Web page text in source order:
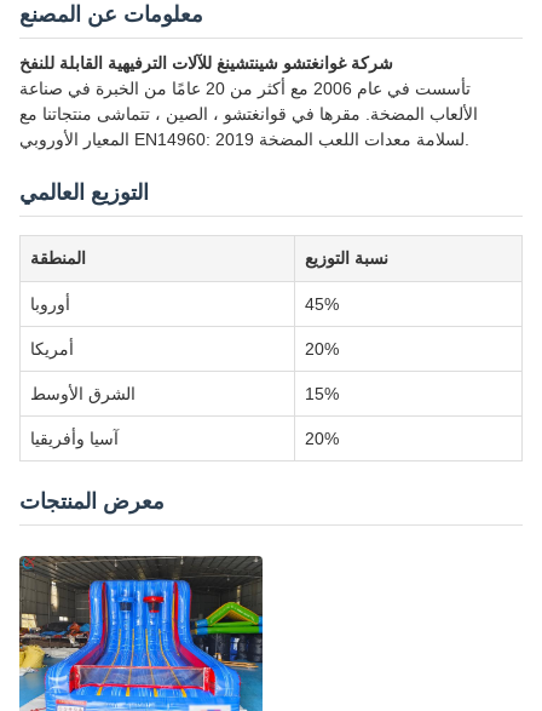
معلومات عن المصنع
شركة غوانغتشو شينتشينغ للآلات الترفيهية القابلة للنفخ
تأسست في عام 2006 مع أكثر من 20 عامًا من الخبرة في صناعة
الألعاب المضخة. مقرها في قوانغتشو ، الصين ، تتماشى منتجاتنا مع
التوزيع العالمي
المنطقة نسبة التوزيع
أوروبا 45%
أمريكا 20%
الشرق الأوسط 15%
آسيا وأفريقيا 20%
معرض المنتجات